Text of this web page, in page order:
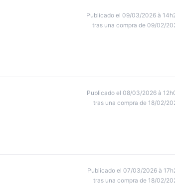
Publicado el 09/03/2026 à
tras una compra de 09/02/
Publicado el 08/03/2026 à
tras una compra de 18/02/
Publicado el 07/03/2026 à
tras una compra de 18/02/